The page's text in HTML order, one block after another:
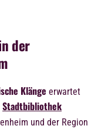
der
Klänge erwartet
Stadtbibliothek
und der Region